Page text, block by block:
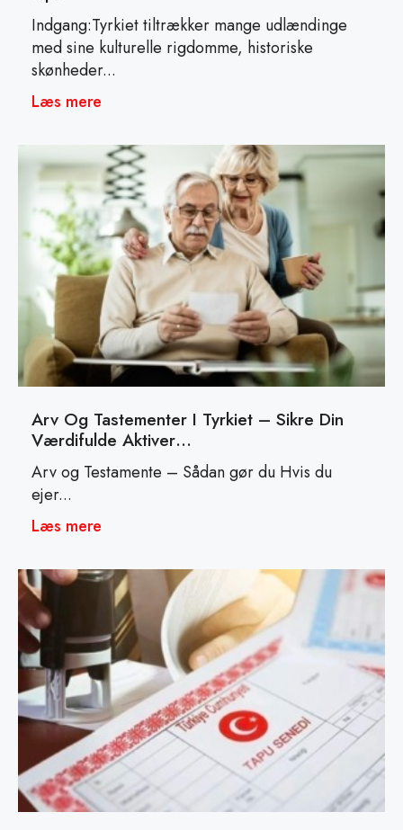
Indgang:Tyrkiet tiltrækker mange udlændinge
med sine kulturelle rigdomme, historiske
skønheder...
Læs mere
Arv Og Tastementer I Tyrkiet – Sikre Din
Værdifulde Aktiver…
Arv og Testamente – Sådan gør du Hvis du
ejer...
Læs mere